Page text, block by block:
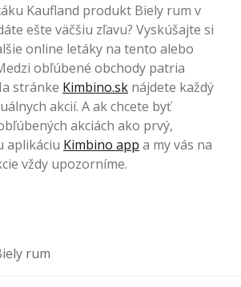
Kaufland produkt Biely rum v
ešte väčšiu zľavu? Vyskúšajte si
online letáky na tento alebo
obľúbené obchody patria
stránke Kimbino.sk nájdete každý
akcií. A ak chcete byť
akciách ako prvý,
aplikáciu Kimbino app a my vás na
vždy upozorníme.
rum